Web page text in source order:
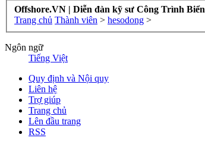
Offshore.VN | Diễn đàn kỹ sư Công Trình Biển
Trang chủ Thành viên > hesodong >
Ngôn ngữ
Tiếng Việt
Quy định và Nội quy
Liên hệ
Trợ giúp
Trang chủ
Lên đầu trang
RSS